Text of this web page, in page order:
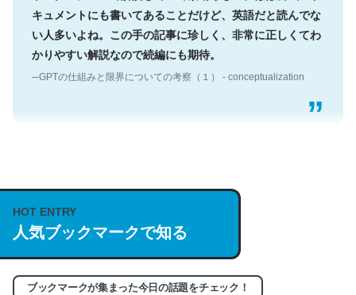
キュメントにも書いてあることだけど、英語だと読んでな
い人多いよね。この手の記事に珍しく、非常に正しくてわ
かりやすい解説なので続編にも期待。
説してる記事が少ないので貴重な良記事。/続編来た
https://isobe324649.hatenablog.com/entry/2023/03/27
/064121
─GPTの仕組みと限界についての考察（１） - conceptualization
HOT ENTRY
人気ブックマークで知る
ブックマークが集まった今日の話題をチェック！